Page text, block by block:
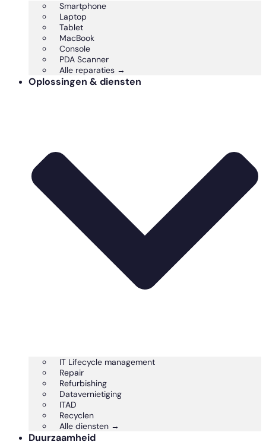
Smartphone
Laptop
Tablet
MacBook
Console
PDA Scanner
Alle reparaties →
Oplossingen & diensten
IT Lifecycle management
Repair
Refurbishing
Datavernietiging
ITAD
Recyclen
Alle diensten →
Duurzaamheid